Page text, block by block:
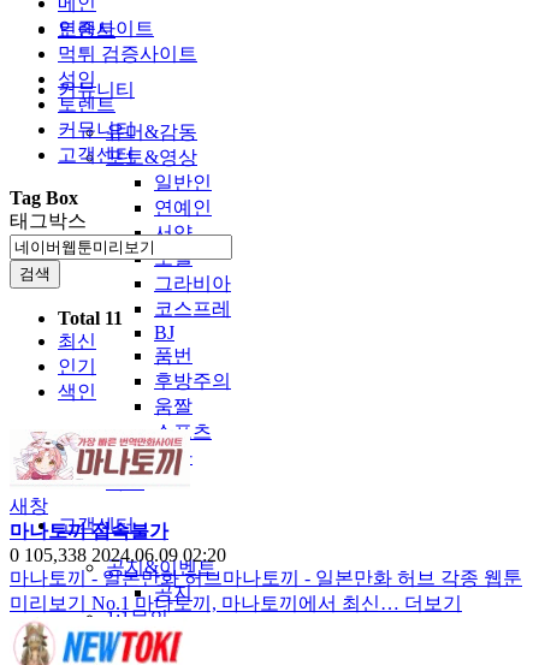
토렌트
커뮤니티
유머&감동
포토&영상
일반인
연예인
서양
모델
그라비아
코스프레
BJ
품번
후방주의
움짤
스포츠
기타
야썰
고객센터
공지&이벤트
공지
1:1문의
광고문의
인증사이트
먹튀 검증사이트
성인
토렌트
커뮤니티
고객센터
Tag Box
태그박스
검색
Total 11
최신
인기
색인
새창
마나토끼 접속불가
0 105,338 2024.06.09 02:20
마나토끼 - 일본만화 허브마나토끼 - 일본만화 허브 각종 웹툰
미리보기 No.1 마나토끼, 마나토끼에서 최신… 더보기